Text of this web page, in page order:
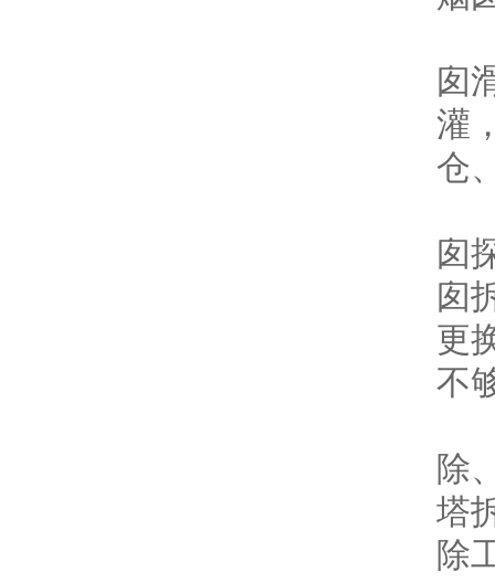
囱
灌
仓
囱
囱
更
不
除
塔
除